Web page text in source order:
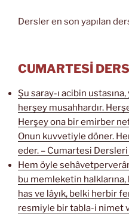
Dersler en son yapılan
CUMARTESİ
Şu saray-ı acibin
herşey musahhardır.
Herşey ona bir emirber
Onun kuvvetiyle döner.
eder. – Cumartesi Dersleri
Hem öyle
bu memleketin
has ve lâyık, belki herbir
resmiyle bir tabla-i nimet